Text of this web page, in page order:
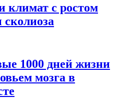
климат с ростом
сколиоза
1000 дней жизни
мозга в